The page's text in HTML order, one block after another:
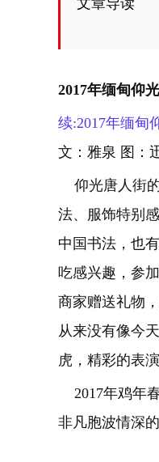
文章导读
2017年缅甸仰
续:2017年缅甸
文：雅泉 图：
仰光唐人街
法、服饰特别
中国书法，也
吃感兴趣，参
商家赠送礼物
从来没有像今
虎，精彩的表
2017年鸡年
非凡胞波情深的